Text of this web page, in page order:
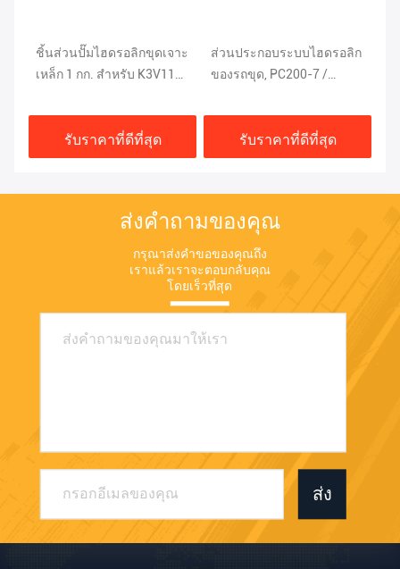
ชิ้นส่วนปั๊มไฮดรอลิกขุดเจาะ
เหล็ก 1 กก. สำหรับ K3V112
รับราคาที่ดีที่สุด
ส่วนประกอบระบบไฮดรอลิก
ของรถขุด, PC200-7 /
รับราคาที่ดีที่สุด
ส่งคำถามของคุณ
กรุณาส่งคำขอของคุณถึง
เราแล้วเราจะตอบกลับคุณ
โดยเร็วที่สุด
ส่ง